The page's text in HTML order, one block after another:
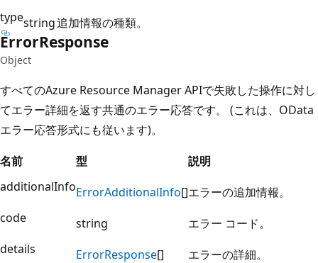
typestring追加情報の種類。
ErrorResponse
Object
すべてのAzure Resource Manager APIで失敗した操作に対し
てエラー詳細を返す共通のエラー応答です。 (これは、OData
エラー応答形式にも従います)。
名前
型
説明
additionalInfoErrorAdditionalInfo[]エラーの追加情報。
code
string
エラー コード。
details
ErrorResponse[]
エラーの詳細。